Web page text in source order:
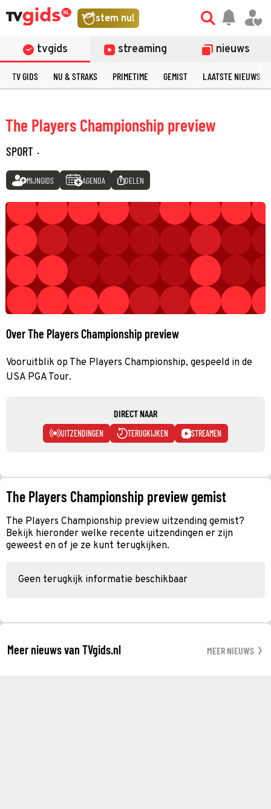
stem nu!
tvgids streaming nieuws
TV GIDS NU & STRAKS PRIMETIME GEMIST LAATSTE NIEUWS
The Players Championship preview
SPORT ·
MIJNGIDS AGENDA DELEN
Over The Players Championship preview
Vooruitblik op The Players Championship, gespeeld in de
USA PGA Tour.
DIRECT NAAR
UITZENDINGEN TERUGKIJKEN STREAMEN
The Players Championship preview gemist
The Players Championship preview uitzending gemist?
Bekijk hieronder welke recente uitzendingen er zijn
geweest en of je ze kunt terugkijken.
Geen terugkijk informatie beschikbaar
Meer nieuws van TVgids.nl MEER NIEUWS